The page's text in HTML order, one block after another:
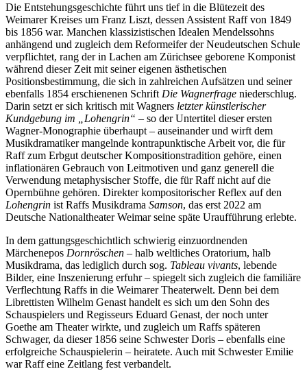
Die Entstehungsgeschichte führt uns tief in die Blütezeit des
Weimarer Kreises um Franz Liszt, dessen Assistent Raff von 1849
bis 1856 war. Manchen klassizistischen Idealen Mendelssohns
anhängend und zugleich dem Reformeifer der Neudeutschen Schule
verpflichtet, rang der in Lachen am Zürichsee geborene Komponist
während dieser Zeit mit seiner eigenen ästhetischen
Positionsbestimmung, die sich in zahlreichen Aufsätzen und seiner
ebenfalls 1854 erschienenen Schrift Die Wagnerfrage niederschlug.
Darin setzt er sich kritisch mit Wagners letzter künstlerischer
Kundgebung im „Lohengrin“ – so der Untertitel dieser ersten
Wagner-Monographie überhaupt – auseinander und wirft dem
Musikdramatiker mangelnde kontrapunktische Arbeit vor, die für
Raff zum Erbgut deutscher Kompositionstradition gehöre, einen
inflationären Gebrauch von Leitmotiven und ganz generell die
Verwendung metaphysischer Stoffe, die für Raff nicht auf die
Opernbühne gehören. Direkter kompositorischer Reflex auf den
Lohengrin ist Raffs Musikdrama Samson, das erst 2022 am
Deutsche Nationaltheater Weimar seine späte Uraufführung erlebte.
In dem gattungsgeschichtlich schwierig einzuordnenden
Märchenepos Dornröschen – halb weltliches Oratorium, halb
Musikdrama, das lediglich durch sog. Tableau vivants, lebende
Bilder, eine Inszenierung erfuhr – spiegelt sich zugleich die familiäre
Verflechtung Raffs in die Weimarer Theaterwelt. Denn bei dem
Librettisten Wilhelm Genast handelt es sich um den Sohn des
Schauspielers und Regisseurs Eduard Genast, der noch unter
Goethe am Theater wirkte, und zugleich um Raffs späteren
Schwager, da dieser 1856 seine Schwester Doris – ebenfalls eine
erfolgreiche Schauspielerin – heiratete. Auch mit Schwester Emilie
war Raff eine Zeitlang fest verbandelt.